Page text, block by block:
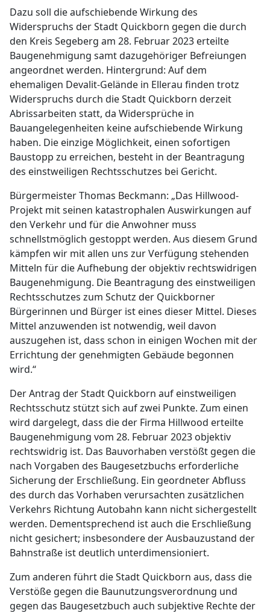
Dazu soll die aufschiebende Wirkung des
Widerspruchs der Stadt Quickborn gegen die durch
den Kreis Segeberg am 28. Februar 2023 erteilte
Baugenehmigung samt dazugehöriger Befreiungen
angeordnet werden. Hintergrund: Auf dem
ehemaligen Devalit-Gelände in Ellerau finden trotz
Widerspruchs durch die Stadt Quickborn derzeit
Abrissarbeiten statt, da Widersprüche in
Bauangelegenheiten keine aufschiebende Wirkung
haben. Die einzige Möglichkeit, einen sofortigen
Baustopp zu erreichen, besteht in der Beantragung
des einstweiligen Rechtsschutzes bei Gericht.
Bürgermeister Thomas Beckmann: „Das Hillwood-
Projekt mit seinen katastrophalen Auswirkungen auf
den Verkehr und für die Anwohner muss
schnellstmöglich gestoppt werden. Aus diesem Grund
kämpfen wir mit allen uns zur Verfügung stehenden
Mitteln für die Aufhebung der objektiv rechtswidrigen
Baugenehmigung. Die Beantragung des einstweiligen
Rechtsschutzes zum Schutz der Quickborner
Bürgerinnen und Bürger ist eines dieser Mittel. Dieses
Mittel anzuwenden ist notwendig, weil davon
auszugehen ist, dass schon in einigen Wochen mit der
Errichtung der genehmigten Gebäude begonnen
wird.“
Der Antrag der Stadt Quickborn auf einstweiligen
Rechtsschutz stützt sich auf zwei Punkte. Zum einen
wird dargelegt, dass die der Firma Hillwood erteilte
Baugenehmigung vom 28. Februar 2023 objektiv
rechtswidrig ist. Das Bauvorhaben verstößt gegen die
nach Vorgaben des Baugesetzbuchs erforderliche
Sicherung der Erschließung. Ein geordneter Abfluss
des durch das Vorhaben verursachten zusätzlichen
Verkehrs Richtung Autobahn kann nicht sichergestellt
werden. Dementsprechend ist auch die Erschließung
nicht gesichert; insbesondere der Ausbauzustand der
Bahnstraße ist deutlich unterdimensioniert.
Zum anderen führt die Stadt Quickborn aus, dass die
Verstöße gegen die Baunutzungsverordnung und
gegen das Baugesetzbuch auch subjektive Rechte der